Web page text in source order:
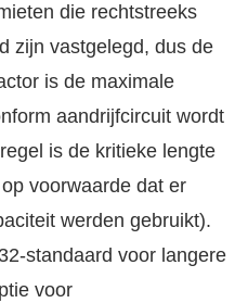
die rechtstreeks
zijn vastgelegd, dus de
is de maximale
aandrijfcircuit wordt
is de kritieke lengte
voorwaarde dat er
werden gebruikt).
standaard voor langere
voor